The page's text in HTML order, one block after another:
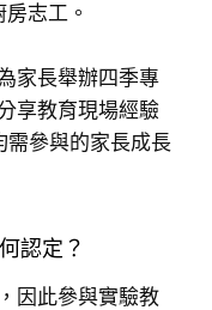
志工。
家長舉辦四季專
享教育現場經驗
需參與的家長成長
認定？
因此參與實驗教